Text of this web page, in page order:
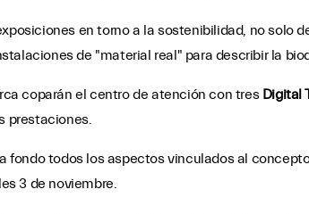
en torno a la sostenibilidad, no solo
de "material real" para describir la
coparán el centro de atención con tres Digital
prestaciones.
fondo todos los aspectos vinculados al
3 de noviembre.